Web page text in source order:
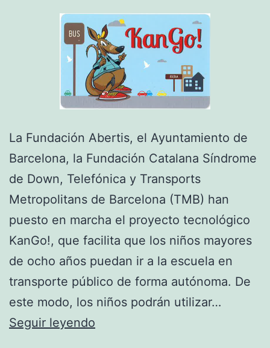
La Fundación Abertis, el Ayuntamiento de
Barcelona, la Fundación Catalana Síndrome
de Down, Telefónica y Transports
Metropolitans de Barcelona (TMB) han
puesto en marcha el proyecto tecnológico
KanGo!, que facilita que los niños mayores
de ocho años puedan ir a la escuela en
transporte público de forma autónoma. De
este modo, los niños podrán utilizar…
Seguir leyendo